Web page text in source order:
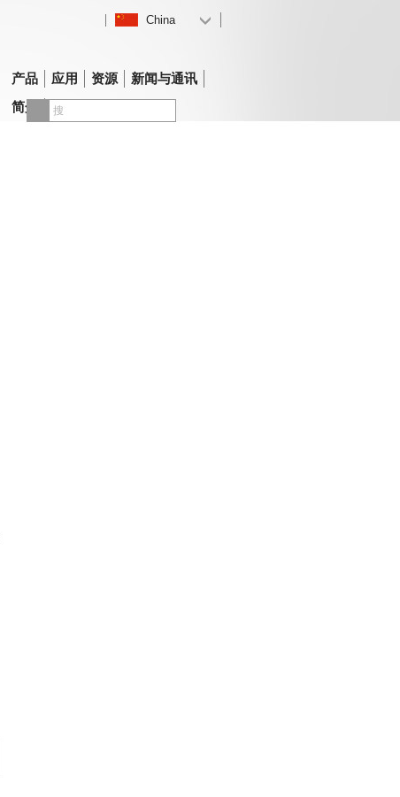
China
产品 应用 资源
新闻与通讯
简介
联系方式与支持